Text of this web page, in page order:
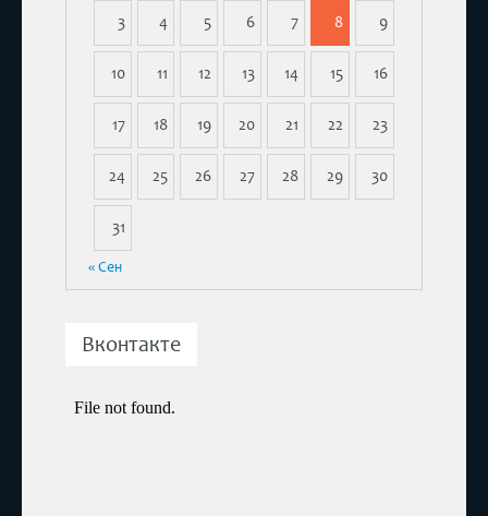
3 4 5 6 7 8 9
10 11 12 13 14 15 16
17 18 19 20 21 22 23
24 25 26 27 28 29 30
31
« Сен
Вконтакте